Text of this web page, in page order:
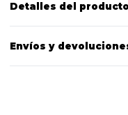
Detalles del producto
Envíos y